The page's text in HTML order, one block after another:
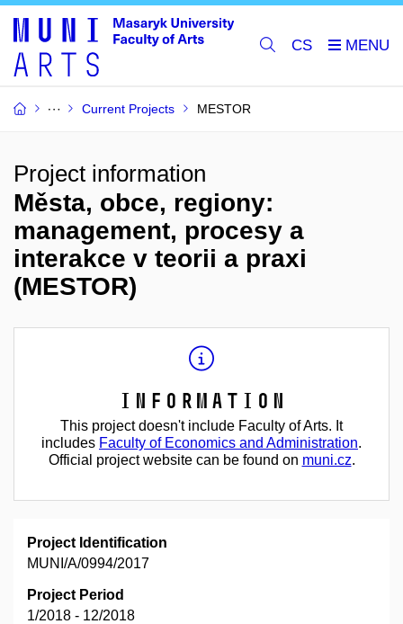
CS
Current Projects MESTOR
Project information
Města, obce, regiony:
management, procesy a
interakce v teorii a praxi
(MESTOR)
Information
This project doesn't include Faculty of Arts. It
includes Faculty of Economics and Administration.
Official project website can be found on muni.cz.
Project Identification
MUNI/A/0994/2017
Project Period
1/2018 - 12/2018